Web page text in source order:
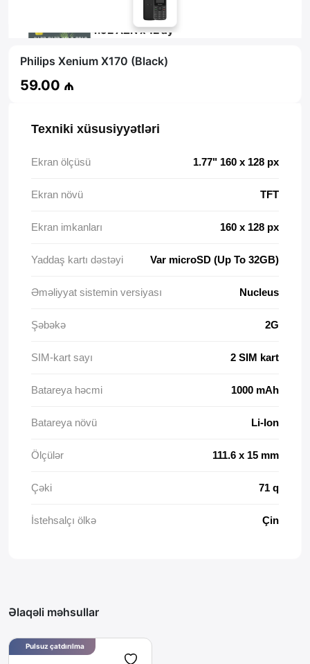
Philips Xenium X170 (Black)
59.00 ₼
4.92 AZN x 12 ay
Texniki xüsusiyyətləri
Ekran ölçüsü 1.77" 160 x 128 px
Ekran növü TFT
Ekran imkanları 160 x 128 px
Yaddaş kartı dəstəyi Var microSD (Up To 32GB)
Əməliyyat sistemin versiyası Nucleus
Şəbəkə 2G
SIM-kart sayı 2 SIM kart
Batareya həcmi 1000 mAh
Batareya növü Li-Ion
Ölçülər 111.6 x 15 mm
Çəki 71 q
İstehsalçı ölkə Çin
Əlaqəli məhsullar
Pulsuz çatdırılma